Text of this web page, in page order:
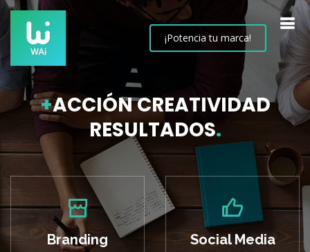
¡Potencia tu marca!
+ACCIÓN CREATIVIDAD
RESULTADOS.
Branding Social Media